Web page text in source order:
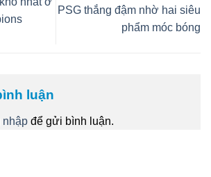
PSG thắng đậm nhờ hai siêu
phẩm móc bóng
luận
nhập để gửi bình luận.